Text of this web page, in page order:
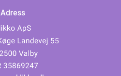
Adress